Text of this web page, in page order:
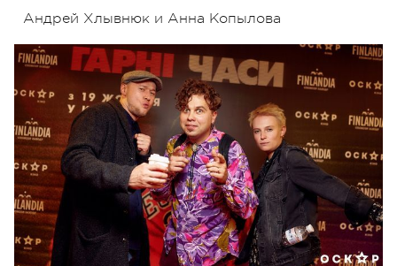
Андрей Хлывнюк и Анна Копылова